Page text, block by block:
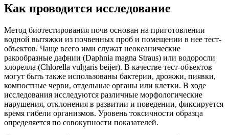
Как проводится исследование
Метод биотестирования почв основан на приготовлении
водной вытяжки из почвенных проб и помещении в нее тест-
объектов. Чаще всего ими служат неокеанические
ракообразные дафнии (Daphnia magna Straus) или водоросли
хлорелла (Chlorella vulgaris beijer). В качестве тест-объектов
могут быть также использованы бактерии, дрожжи, пиявки,
компостные черви, отдельные органы или клетки. В ходе
исследования исследуются различные морфологические
нарушения, отклонения в развитии и поведении, фиксируется
время гибели организмов. Уровень токсичности образца
определяется по совокупности показателей.